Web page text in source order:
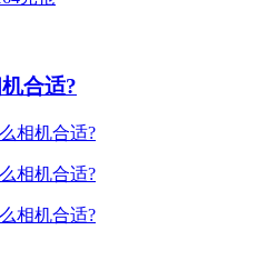
合适?